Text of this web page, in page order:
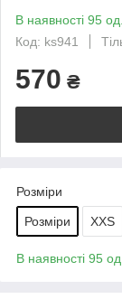
В наявності 95 од.
Код: ks941
570 ₴
Розміри
Розміри XXS
В наявності 95 од.